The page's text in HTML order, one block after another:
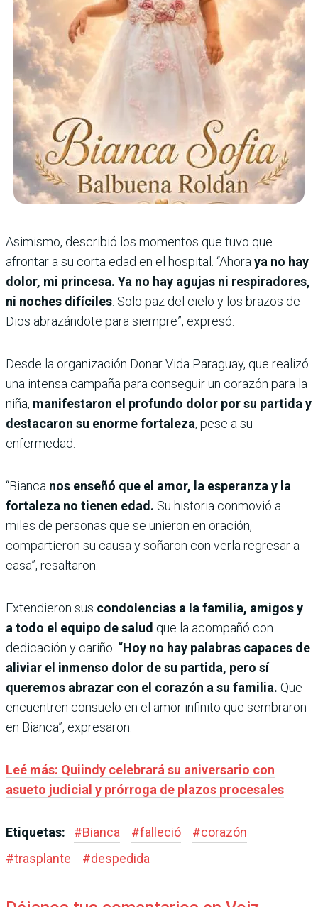
Asimismo, describió los momentos que tuvo que
afrontar a su corta edad en el hospital. “Ahora ya no hay
dolor, mi princesa. Ya no hay agujas ni respiradores,
ni noches difíciles . Solo paz del cielo y los brazos de
Dios abrazándote para siempre”, expresó.
Desde la organización Donar Vida Paraguay, que realizó
una intensa campaña para conseguir un corazón para la
niña, manifestaron el profundo dolor por su partida y
destacaron su enorme fortaleza, pese a su
enfermedad.
“Bianca nos enseñó que el amor, la esperanza y la
fortaleza no tienen edad. Su historia conmovió a
miles de personas que se unieron en oración,
compartieron su causa y soñaron con verla regresar a
casa”, resaltaron.
Extendieron sus condolencias a la familia, amigos y
a todo el equipo de salud que la acompañó con
dedicación y cariño. “Hoy no hay palabras capaces de
aliviar el inmenso dolor de su partida, pero sí
queremos abrazar con el corazón a su familia. Que
encuentren consuelo en el amor infinito que sembraron
en Bianca”, expresaron.
Leé más: Quiindy celebrará su aniversario con
asueto judicial y prórroga de plazos procesales
Etiquetas: #Bianca #falleció #corazón
#trasplante #despedida